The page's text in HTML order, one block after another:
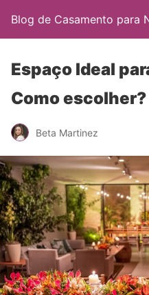
Blog de Casamento para
Espaço Ideal
Como escolher?
Beta Martinez